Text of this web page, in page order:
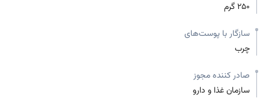
250 گرم
سازگار با پوست‌های
چرب
صادر کننده مجوز
سازمان غذا و دارو